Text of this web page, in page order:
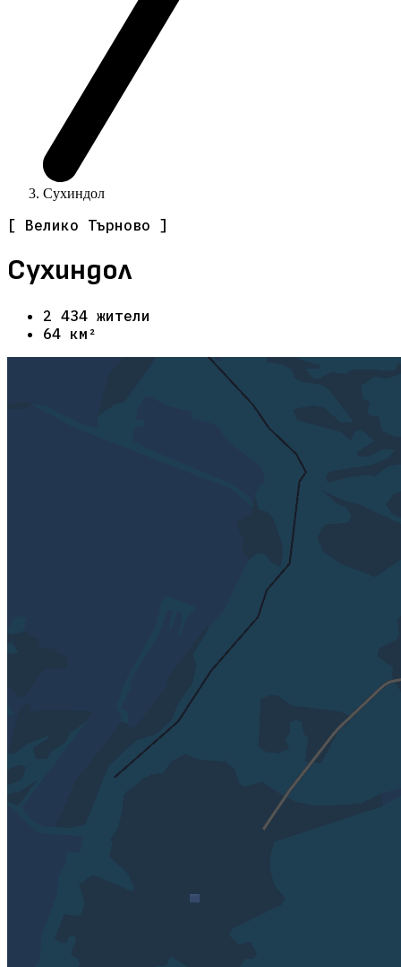
Сухиндол
[ Велико Търново ]
Сухиндол
2 434 жители
64 км²